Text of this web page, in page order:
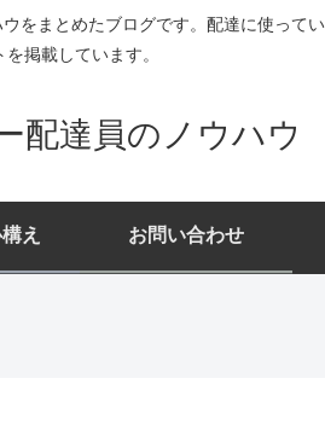
まとめたブログです。配達に使って
掲載しています。
配達員のノウハウ
え お問い合わせ